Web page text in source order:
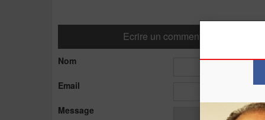
Ecrire un commentaire
Nom
Email
Message